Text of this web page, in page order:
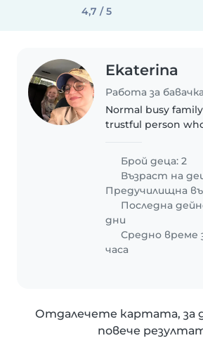
4,7 / 5
Ekaterina
Normal busy
trustful person
Брой деца: 2
Възраст на
Предучилищна
Последна
дни
Средно време
часа
Отдалечете картата, за
повече